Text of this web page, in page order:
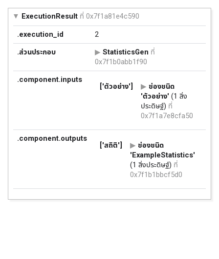
ExecutionResult ที่ 0x7f1a81e4c590
.execution_id
2
.ส่วนประกอบ
StatisticsGen ที่
0x7f1b0abb1f90
.component.inputs
['ตัวอย่าง']
ช่องชนิด
'ตัวอย่าง' (1 สิ่ง
ประดิษฐ์) ที่
0x7f1a7e8cfa50
.component.outputs
['สถิติ']
ช่องชนิด
'ExampleStatistics'
(1 สิ่งประดิษฐ์) ที่
0x7f1b1bbcf5d0